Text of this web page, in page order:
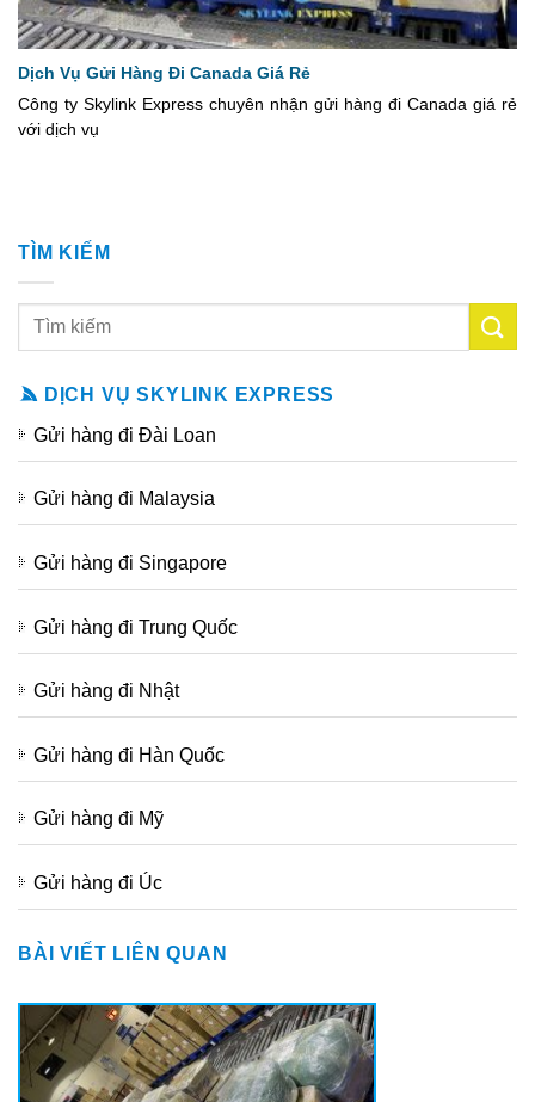
Dịch Vụ Gửi Hàng Đi Canada Giá Rẻ
Công ty Skylink Express chuyên nhận gửi hàng đi Canada giá rẻ
với dịch vụ
TÌM KIẾM
DỊCH VỤ SKYLINK EXPRESS
Gửi hàng đi Đài Loan
Gửi hàng đi Malaysia
Gửi hàng đi Singapore
Gửi hàng đi Trung Quốc
Gửi hàng đi Nhật
Gửi hàng đi Hàn Quốc
Gửi hàng đi Mỹ
Gửi hàng đi Úc
BÀI VIẾT LIÊN QUAN